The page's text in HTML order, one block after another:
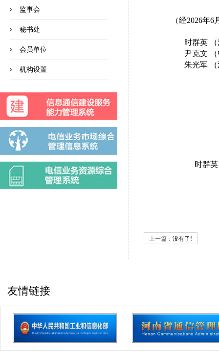
（经2026年6
时群英
尹克文
朱光军
时群英
上一篇： 没有了!
监事会
秘书处
会员单位
机构设置
友情链接